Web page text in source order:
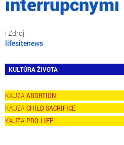
lifesitenews
KULTÚRA ŽIVOTA
ABORTION
CHILD SACRIFICE
PRO-LIFE